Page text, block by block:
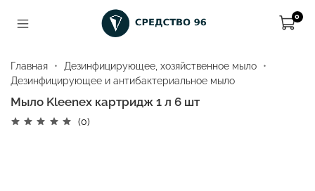
0
Главная
Дезинфицирующее, хозяйственное мыло
Дезинфицирующее и антибактериальное мыло
Мыло Kleenex картридж 1 л 6 шт
(0)